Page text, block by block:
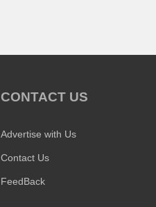
CONTACT US
Advertise with Us
Contact Us
FeedBack